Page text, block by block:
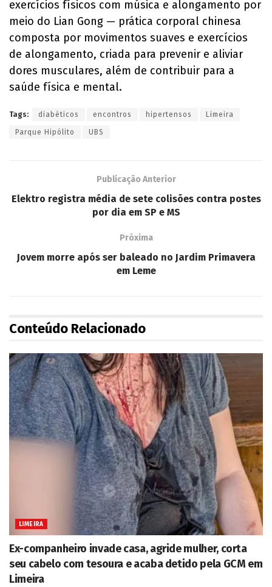
exercícios físicos com música e alongamento por
meio do Lian Gong — prática corporal chinesa
composta por movimentos suaves e exercícios
de alongamento, criada para prevenir e aliviar
dores musculares, além de contribuir para a
saúde física e mental.
Tags: diabéticos encontros hipertensos Limeira
Parque Hipólito UBS
Publicação Anterior
Elektro registra média de sete colisões contra postes
por dia em SP e MS
Próxima
Jovem morre após ser baleado no Jardim Primavera
em Leme
Conteúdo Relacionado
LIMEIRA
Ex-companheiro invade casa, agride mulher, corta
seu cabelo com tesoura e acaba detido pela GCM em
Limeira